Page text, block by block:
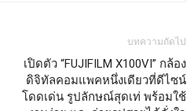
บทความถัดไป
เปิดตัว “FUJIFILM X100VI” กล้อง
ดิจิทัลคอมแพคหนึ่งเดียวที่ดีไซน์
โดดเด่น รูปลักษณ์สุดเท่ พร้อมใช้